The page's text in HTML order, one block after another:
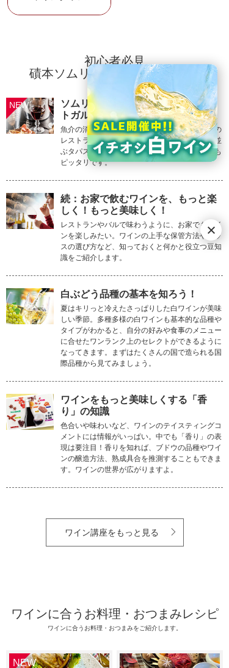
石シャトー・マルゴー
名立たるボルドー格付けシャトーの中で
も、最も力強く男性的な長期熟成型ワイ
ンを生み出すと言われるポイヤックの巨
匠
オチガビワイナリー
余市の大地と妥協なき哲学が紡ぐ、唯一
無二のワイン
初心者必見
磧本ソムリエのワイン知識講座
ソムリエが教える、スペイン・ポル
トガルワインのおすすめペアリング
魚介の消費量が多いスペインとポルトガル。街の
レストランで作られる伝統料理や街角のバルで並
ぶタパスをご紹介しましょう。日本人の味覚にも
ピッタリです。
続：お家で飲むワインを、もっと楽
しく！もっと美味しく！
レストランやバルで味わうように、お家でもワイ
ンを楽しみたい。ワインの上手な保管方法やグラ
スの選び方など、知っておくと何かと役立つ豆知
識をご紹介します。
白ぶどう品種の基本を知ろう！
夏はキリっと冷えたさっぱりした白ワインが美味
しい季節。多種多様の白ワインも基本的な品種や
タイプがわかると、自分の好みや食事のメニュー
に合せたワンランク上のセレクトができるように
なってきます。まずはたくさんの国で造られる国
際品種から見てみましょう。
ワインをもっと美味しくする「香
り」の知識
色合いや味わいなど、ワインのテイスティングコ
メントには情報がいっぱい。中でも「香り」の表
現は要注目！香りを知れば、ブドウの品種やワイ
ンの醸造方法、熟成具合を推測することもできま
す。ワインの世界が広がりますよ。
ワイン講座をもっと見る
ワインに合うお料理・おつまみレシピ
ワインに合うお料理・おつまみをご紹介します。